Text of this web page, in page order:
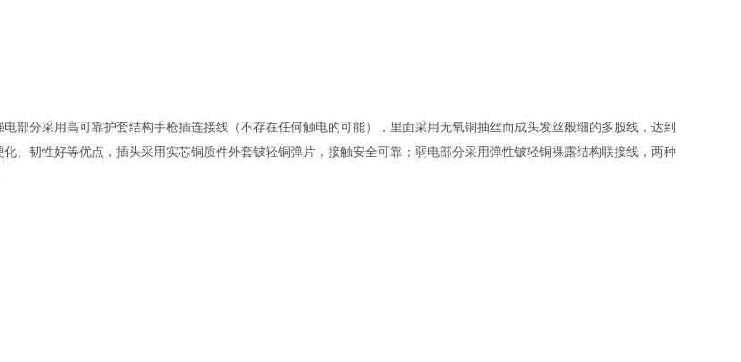
部分采用高可靠护套结构手枪插连接线（不存在任何触电的可能），里面采用无氧铜抽丝而成头发丝般细的多股线，达到
、韧性好等优点，插头采用实芯铜质件外套铍轻铜弹片，接触安全可靠；弱电部分采用弹性铍轻铜裸露结构联接线，两种